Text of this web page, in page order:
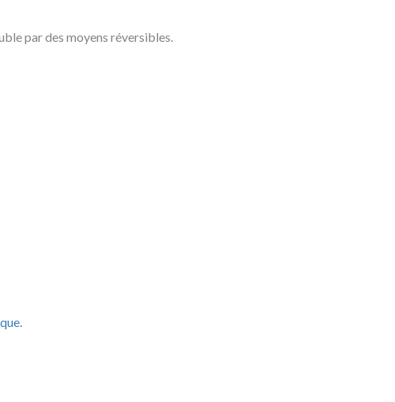
par des moyens réversibles.